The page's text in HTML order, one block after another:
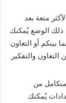
متعة بعد
ذلك الوضع يٌمكنك
أو التعاون
والتفكير
من
يٌمكنك